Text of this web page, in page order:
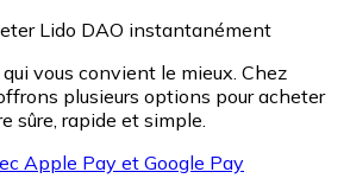
Lido DAO instantanément
vous convient le mieux. Chez
plusieurs options pour acheter
sûre, rapide et simple.
Apple Pay et Google Pay